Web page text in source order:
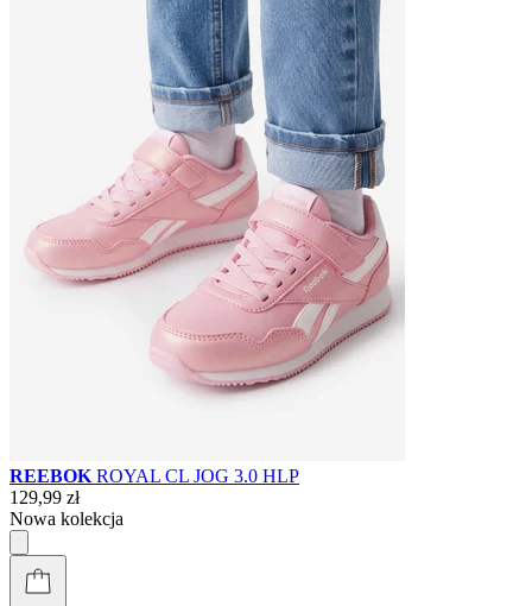
REEBOK ROYAL CL JOG 3.0 HLP
129,99 zł
Nowa kolekcja